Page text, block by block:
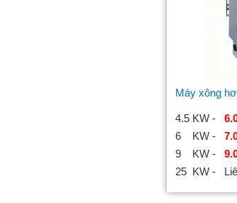
Máy xông
4.5 KW -
6 KW -
9 KW -
25 KW -